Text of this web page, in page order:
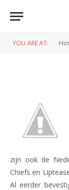
YOU ARE AT:
zijn ook de
Chiefs en
Al eerder